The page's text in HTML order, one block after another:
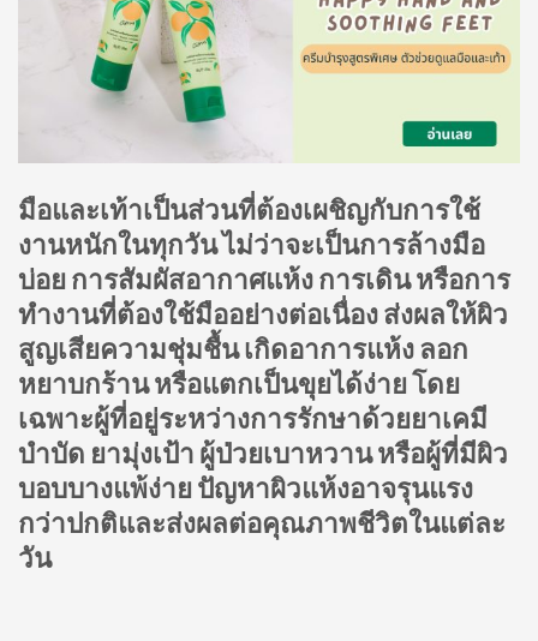
มือและเท้าเป็นส่วนที่ต้องเผชิญกับการใช้
งานหนักในทุกวัน ไม่ว่าจะเป็นการล้างมือ
บ่อย การสัมผัสอากาศแห้ง การเดิน หรือการ
ทำงานที่ต้องใช้มืออย่างต่อเนื่อง ส่งผลให้ผิว
สูญเสียความชุ่มชื้น เกิดอาการแห้ง ลอก
หยาบกร้าน หรือแตกเป็นขุยได้ง่าย โดย
เฉพาะผู้ที่อยู่ระหว่างการรักษาด้วยยาเคมี
บำบัด ยามุ่งเป้า ผู้ป่วยเบาหวาน หรือผู้ที่มีผิว
บอบบางแพ้ง่าย ปัญหาผิวแห้งอาจรุนแรง
กว่าปกติและส่งผลต่อคุณภาพชีวิตในแต่ละ
วัน